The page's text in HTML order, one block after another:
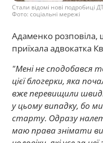
Стали відомі нові подробиці
Фото: соціальні мережі
Адаменко розповіла,
приїхала адвокатка
"Мені не сподобався
цієї блогерки, яка
вже перевищили
у цьому випадку, бо
старту. Одразу
маю права знімати